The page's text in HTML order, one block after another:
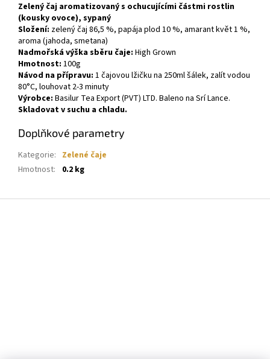
Zelený čaj aromatizovaný s ochucujícími částmi rostlin
(kousky ovoce), sypaný
Složení: zelený čaj 86,5 %, papája plod 10 %, amarant květ 1 %,
aroma (jahoda, smetana)
Nadmořská výška sběru čaje: High Grown
Hmotnost: 100g
Návod na přípravu: 1 čajovou lžičku na 250ml šálek, zalít vodou
80°C, louhovat 2-3 minuty
Výrobce: Basilur Tea Export (PVT) LTD. Baleno na Srí Lance.
Skladovat v suchu a chladu.
Doplňkové parametry
Kategorie: Zelené čaje
Hmotnost: 0.2 kg